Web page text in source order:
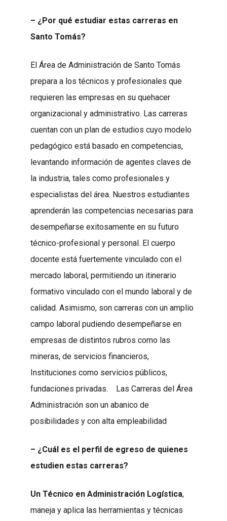
– ¿Por qué estudiar estas carreras en
Santo Tomás?
El Área de Administración de Santo Tomás
prepara a los técnicos y profesionales que
requieren las empresas en su quehacer
organizacional y administrativo. Las carreras
cuentan con un plan de estudios cuyo modelo
pedagógico está basado en competencias,
levantando información de agentes claves de
la industria, tales como profesionales y
especialistas del área. Nuestros estudiantes
aprenderán las competencias necesarias para
desempeñarse exitosamente en su futuro
técnico-profesional y personal. El cuerpo
docente está fuertemente vinculado con el
mercado laboral, permitiendo un itinerario
formativo vinculado con el mundo laboral y de
calidad. Asimismo, son carreras con un amplio
campo laboral pudiendo desempeñarse en
empresas de distintos rubros como las
mineras, de servicios financieros,
Instituciones como servicios públicos,
fundaciones privadas. Las Carreras del Área
Administración son un abanico de
posibilidades y con alta empleabilidad
– ¿Cuál es el perfil de egreso de quienes
estudien estas carreras?
Un Técnico en Administración Logística,
maneja y aplica las herramientas y técnicas